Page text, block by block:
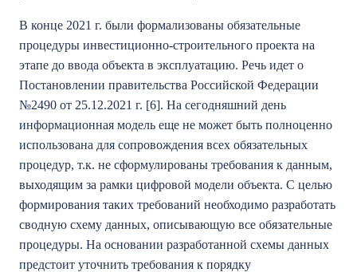
В конце 2021 г. были формализованы обязательные
процедуры инвестиционно-строительного проекта на
этапе до ввода объекта в эксплуатацию. Речь идет о
Постановлении правительства Российской Федерации
№2490 от 25.12.2021 г. [6]. На сегодняшний день
информационная модель еще не может быть полноценно
использована для сопровождения всех обязательных
процедур, т.к. не сформулированы требования к данным,
выходящим за рамки цифровой модели объекта. С целью
формирования таких требований необходимо разработать
сводную схему данных, описывающую все обязательные
процедуры. На основании разработанной схемы данных
предстоит уточнить требования к порядку